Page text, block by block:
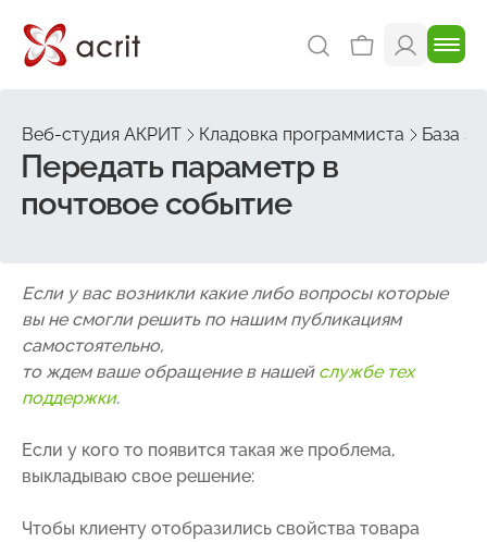
Веб-студия АКРИТ Кладовка программиста База
Передать параметр в
почтовое событие
Если у вас возникли какие либо вопросы которые
вы не смогли решить по нашим публикациям
самостоятельно,
то ждем ваше обращение в нашей службе тех
поддержки.
Если у кого то появится такая же проблема,
выкладываю свое решение:
Чтобы клиенту отобразились свойства товара